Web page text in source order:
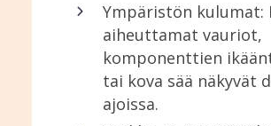
Ympäristön kulumat:
aiheuttamat vauriot,
komponenttien
tai kova sää näkyvät
ajoissa.